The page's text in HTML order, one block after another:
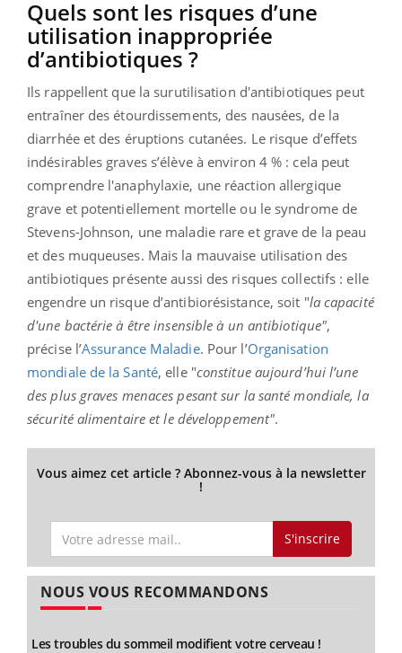
Quels sont les risques d’une
utilisation inappropriée
d’antibiotiques ?
Ils rappellent que la surutilisation d'antibiotiques peut
entraîner des étourdissements, des nausées, de la
diarrhée et des éruptions cutanées. Le risque d’effets
indésirables graves s’élève à environ 4 % : cela peut
comprendre l'anaphylaxie, une réaction allergique
grave et potentiellement mortelle ou le syndrome de
Stevens-Johnson, une maladie rare et grave de la peau
et des muqueuses. Mais la mauvaise utilisation des
antibiotiques présente aussi des risques collectifs : elle
engendre un risque d’antibiorésistance, soit "la capacité
d'une bactérie à être insensible à un antibiotique",
précise l’Assurance Maladie. Pour l’Organisation
mondiale de la Santé, elle "constitue aujourd’hui l’une
des plus graves menaces pesant sur la santé mondiale, la
sécurité alimentaire et le développement".
Vous aimez cet article ? Abonnez-vous à la newsletter
!
S'inscrire
NOUS VOUS RECOMMANDONS
Les troubles du sommeil modifient votre cerveau !